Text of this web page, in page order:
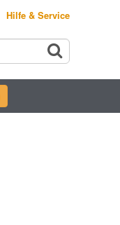
Hilfe & Service